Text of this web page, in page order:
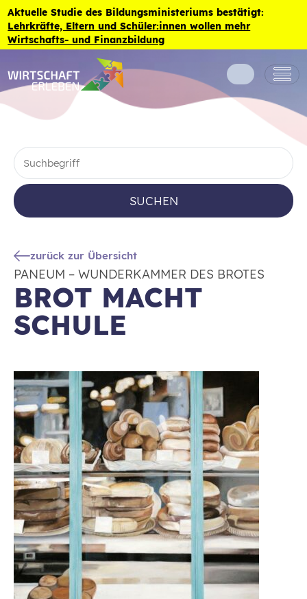
Zum Inhalt der Seite springen
Aktuelle Studie des Bildungsministeriums bestätigt:
Lehrkräfte, Eltern und Schüler:innen wollen mehr
Wirtschafts- und Finanzbildung
SUCHEN
zurück zur Übersicht
PANEUM – WUNDERKAMMER DES BROTES
BROT MACHT
SCHULE